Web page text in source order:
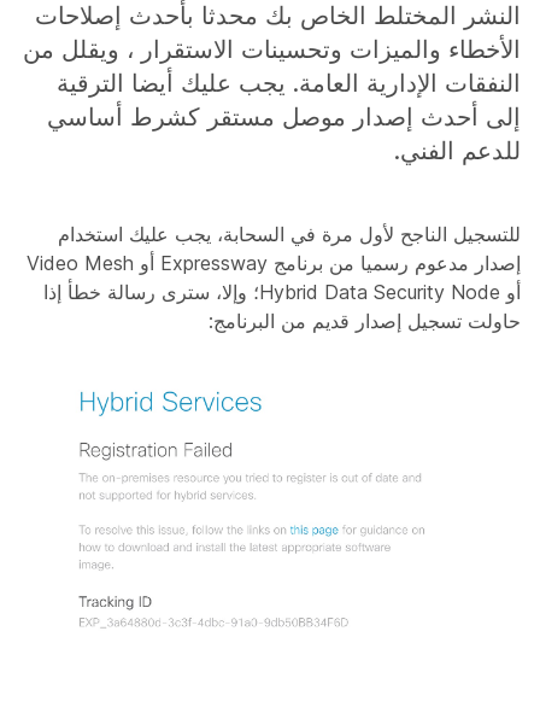
النشر المختلط الخاص بك محدثا بأحدث إصلاحات
الأخطاء والميزات وتحسينات الاستقرار ، ويقلل من
النفقات الإدارية العامة. يجب عليك أيضا الترقية
إلى أحدث إصدار موصل مستقر كشرط أساسي
للدعم الفني.
للتسجيل الناجح لأول مرة في السحابة، يجب عليك استخدام
إصدار مدعوم رسميا من برنامج Expressway أو Video Mesh
أو Hybrid Data Security Node؛ وإلا، سترى رسالة خطأ إذا
حاولت تسجيل إصدار قديم من البرنامج: